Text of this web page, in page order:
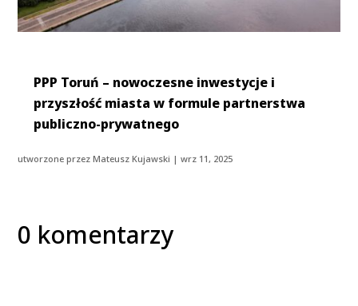
PPP Toruń – nowoczesne inwestycje i
przyszłość miasta w formule partnerstwa
publiczno-prywatnego
utworzone przezMateusz Kujawski |wrz 11, 2025
0 komentarzy